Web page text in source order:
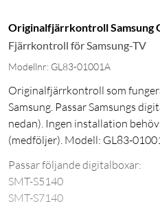
Originalfjärrkontroll Samsung
Fjärrkontroll för Samsung-TV
Modellnr: GL83-01001A
Originalfjärrkontroll som
Samsung. Passar Samsungs
nedan). Ingen installation
(medföljer). Modell: GL83-
Passar följande digitalboxar:
SMT-S5140
SMT-S7140